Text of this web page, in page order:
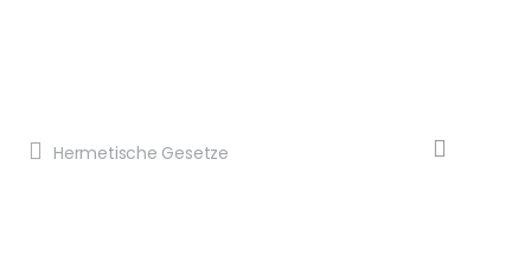
Hermetische Gesetze